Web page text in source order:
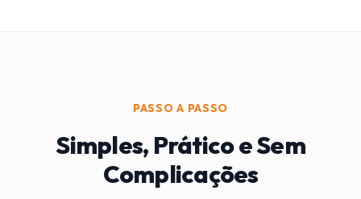
PASSO A PASSO
Simples, Prático e Sem
Complicações